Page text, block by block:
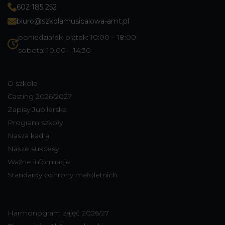
602 185 252
biuro@szkolamusicalowa-amt.pl
poniedziałek-piątek: 10:00 – 18:00
sobota: 10:00 – 14:30
O szkole
Casting 2026/2027
Zapisy Jubilerska
Program szkoły
Nasza kadra
Nasze sukcesy
Ważne informacje
Standardy ochrony małoletnich
Harmonogram zajęć 2026/27